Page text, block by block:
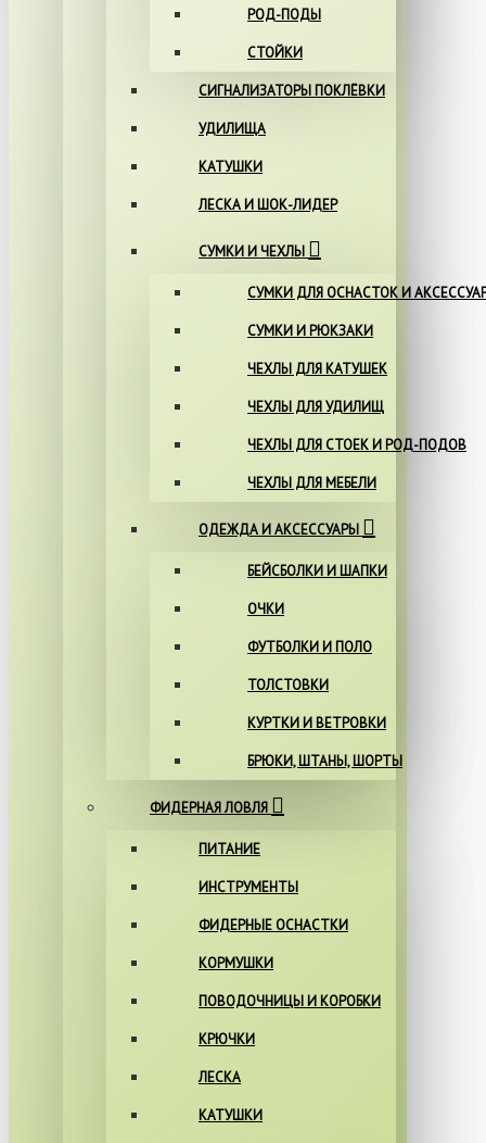
РОД-ПОДЫ
СТОЙКИ
СИГНАЛИЗАТОРЫ ПОКЛЁВКИ
УДИЛИЩА
КАТУШКИ
ЛЕСКА И ШОК-ЛИДЕР
СУМКИ И ЧЕХЛЫ
СУМКИ ДЛЯ ОСНАСТОК И
СУМКИ И РЮКЗАКИ
ЧЕХЛЫ ДЛЯ КАТУШЕК
ЧЕХЛЫ ДЛЯ УДИЛИЩ
ЧЕХЛЫ ДЛЯ СТОЕК И РОД-ПОДОВ
ЧЕХЛЫ ДЛЯ МЕБЕЛИ
ОДЕЖДА И АКСЕССУАРЫ
БЕЙСБОЛКИ И ШАПКИ
ОЧКИ
ФУТБОЛКИ И ПОЛО
ТОЛСТОВКИ
КУРТКИ И ВЕТРОВКИ
БРЮКИ, ШТАНЫ, ШОРТЫ
ФИДЕРНАЯ ЛОВЛЯ
ПИТАНИЕ
ИНСТРУМЕНТЫ
ФИДЕРНЫЕ ОСНАСТКИ
КОРМУШКИ
ПОВОДОЧНИЦЫ И КОРОБКИ
КРЮЧКИ
ЛЕСКА
КАТУШКИ